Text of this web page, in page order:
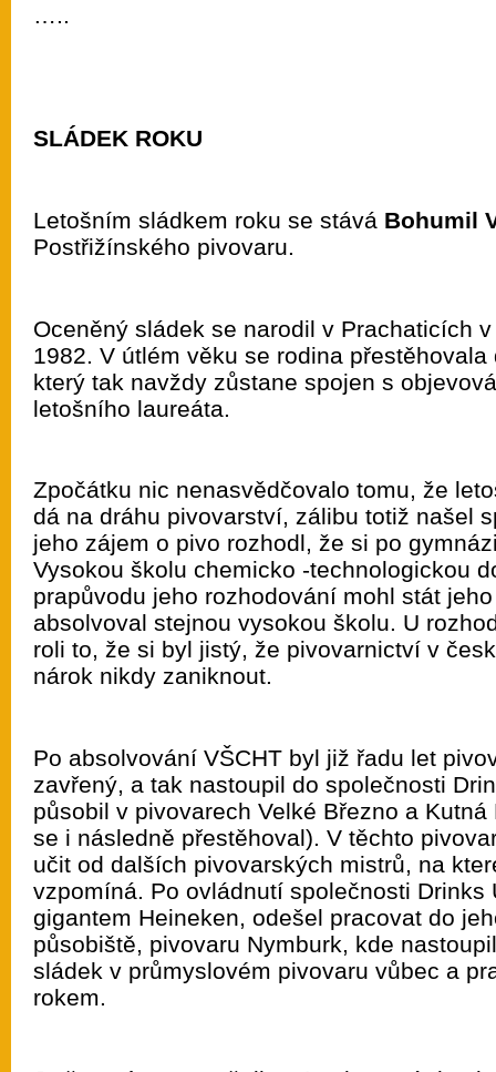
…..
SLÁDEK ROKU
Letošním sládkem roku se stává Bohumil
Postřižínského pivovaru.
Oceněný sládek se narodil v Prachaticích
1982. V útlém věku se rodina
který tak navždy zůstane spojen s
letošního laureáta.
Zpočátku nic nenasvědčovalo tomu, že
dá na dráhu pivovarství, zálibu totiž našel
jeho zájem o pivo rozhodl, že si po
Vysokou školu chemicko -technologickou
prapůvodu jeho rozhodování mohl stát
absolvoval stejnou vysokou školu. U
roli to, že si byl jistý, že pivovarnictví v
nárok nikdy zaniknout.
Po absolvování VŠCHT byl již řadu let
zavřený, a tak nastoupil do společnosti
působil v pivovarech Velké Březno a
se i následně přestěhoval). V těchto
učit od dalších pivovarských mistrů, na
vzpomíná. Po ovládnutí společnosti Drinks
gigantem Heineken, odešel pracovat do
působiště, pivovaru Nymburk, kde
sládek v průmyslovém pivovaru vůbec a
rokem.